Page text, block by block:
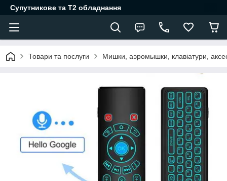
Супутникове та Т2 обладнання
Товари та послуги Мишки, аэромышки, клавіатури,